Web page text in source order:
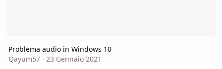
Problema audio in Windows 10
Qayum57· 23 Gennaio 2021